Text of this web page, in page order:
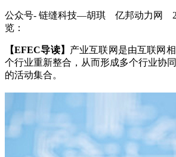
公众号- 链缝科技—胡琪 亿邦动力网
览：
【EFEC导读】 产业互联网是由互联网
个行业重新整合，从而形成多个行业协
的活动集合。